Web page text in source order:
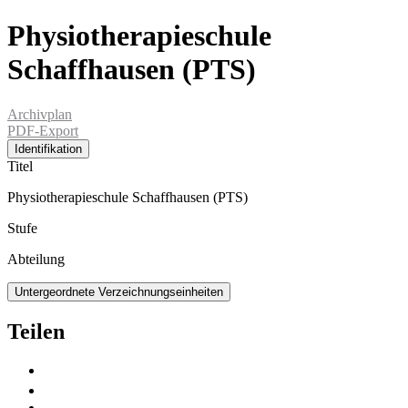
Physiotherapieschule
Schaffhausen (PTS)
Archivplan
PDF-Export
Identifikation
Titel
Physiotherapieschule Schaffhausen (PTS)
Stufe
Abteilung
Untergeordnete Verzeichnungseinheiten
Teilen